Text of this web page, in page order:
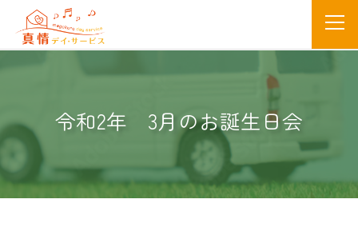
令和2年 3月のお誕生日会